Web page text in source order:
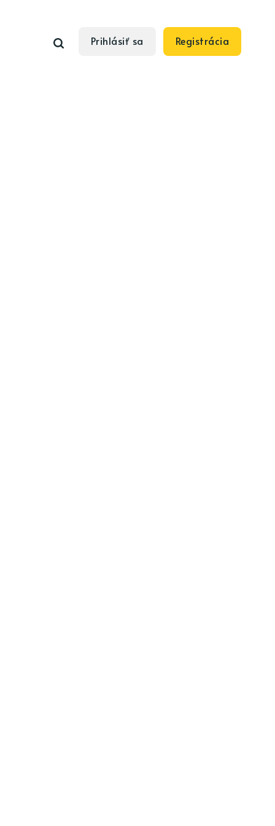
Prihlásiť sa Registrácia